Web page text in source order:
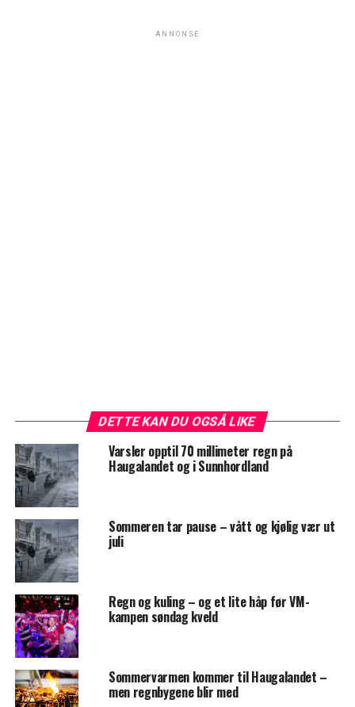
ANNONSE
DETTE KAN DU OGSÅ LIKE
Varsler opptil 70 millimeter regn på
Haugalandet og i Sunnhordland
Sommeren tar pause – vått og kjølig vær ut
juli
Regn og kuling – og et lite håp før VM-
kampen søndag kveld
Sommervarmen kommer til Haugalandet –
men regnbygene blir med